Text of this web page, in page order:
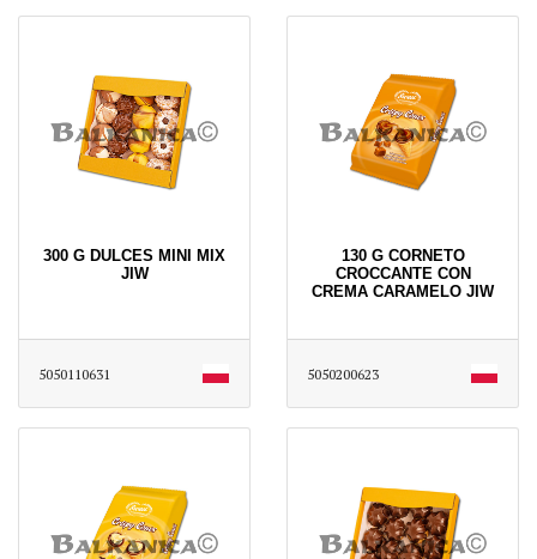
300 G DULCES MINI MIX
JIW
5050110631
130 G CORNETO
CROCCANTE CON
CREMA CARAMELO JIW
5050200623